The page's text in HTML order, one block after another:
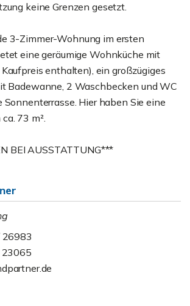
keine Grenzen gesetzt.
3-Zimmer-Wohnung im ersten
eine geräumige Wohnküche mit
enthalten), ein großzügiges
Badewanne, 2 Waschbecken und WC
Hier haben Sie eine
73 m².
BEI AUSSTATTUNG***
26983
23065